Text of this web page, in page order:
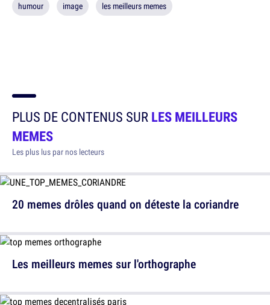
humour image les meilleurs memes
PLUS DE CONTENUS SURLES MEILLEURS
MEMES
Les plus lus par nos lecteurs
20 memes drôles quand on déteste la coriandre
Les meilleurs memes sur l'orthographe